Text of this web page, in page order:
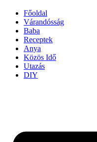
Főoldal
Várandósság
Baba
Receptek
Anya
Közös Idő
Utazás
DIY